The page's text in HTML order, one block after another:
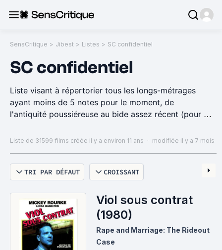
SensCritique > Jibest > Listes > SC confidentiel
SC confidentiel
Liste visant à répertorier tous les longs-métrages
ayant moins de 5 notes pour le moment, de
l'antiquité poussiéreuse au bide assez récent (pour le
dernières années), du nanar honteux au chef d'oeuvre
Pour trouver (pour après les retirer) les films ayant
globale"...
Une grande partie de ces films provient des
personnes comme Fuser qui enrichissent la base de
données par passion.
Liste de 31599 films créée il y a environ 11 ans · modifiée il y a 7 mois
TRI PAR DÉFAUT CROISSANT
Viol sous contrat
(1980)
Rape and Marriage: The Rideout
Case